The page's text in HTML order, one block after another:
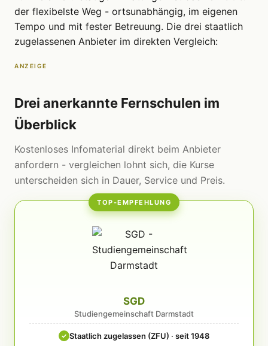
der flexibelste Weg - ortsunabhängig, im eigenen
Tempo und mit fester Betreuung. Die drei staatlich
zugelassenen Anbieter im direkten Vergleich:
ANZEIGE
Drei anerkannte Fernschulen im
Überblick
Kostenloses Infomaterial direkt beim Anbieter
anfordern - vergleichen lohnt sich, die Kurse
unterscheiden sich in Dauer, Service und Preis.
TOP-EMPFEHLUNG
SGD
Studiengemeinschaft Darmstadt
✓ Staatlich zugelassen (ZFU) · seit 1948